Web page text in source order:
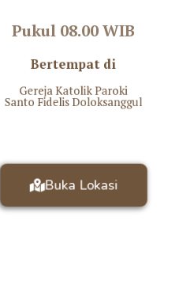
Bertempat di
Gereja Katolik Paroki
Santo Fidelis Doloksanggul
Buka Lokasi